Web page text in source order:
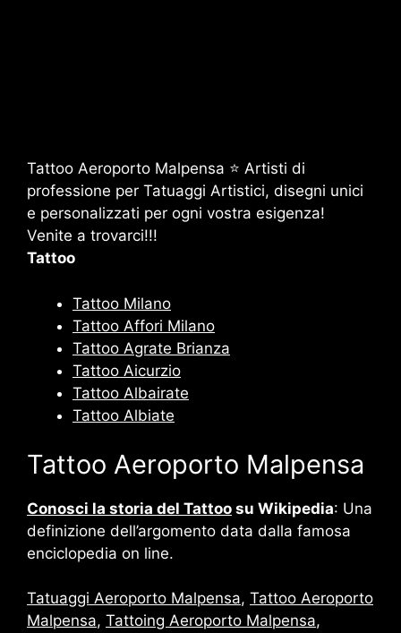
Tattoo Aeroporto Malpensa ⭐ Artisti di
professione per Tatuaggi Artistici, disegni unici
e personalizzati per ogni vostra esigenza!
Venite a trovarci!!!
Tattoo
Tattoo Milano
Tattoo Affori Milano
Tattoo Agrate Brianza
Tattoo Aicurzio
Tattoo Albairate
Tattoo Albiate
Tattoo Aeroporto Malpensa
Conosci la storia del Tattoo su Wikipedia: Una
definizione dell’argomento data dalla famosa
enciclopedia on line.
Tatuaggi Aeroporto Malpensa, Tattoo Aeroporto
Malpensa, Tattoing Aeroporto Malpensa,